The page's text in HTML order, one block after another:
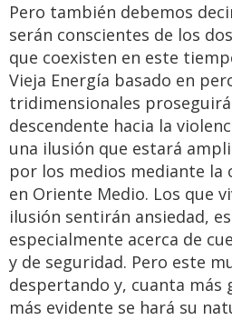
Pero también debemos
serán conscientes de los
que coexisten en este
Vieja Energía basado en
tridimensionales
descendente hacia la
una ilusión que estará
por los medios mediante la
en Oriente Medio. Los que
ilusión sentirán ansiedad,
especialmente acerca de
y de seguridad. Pero este
despertando y, cuanta más
más evidente se hará su